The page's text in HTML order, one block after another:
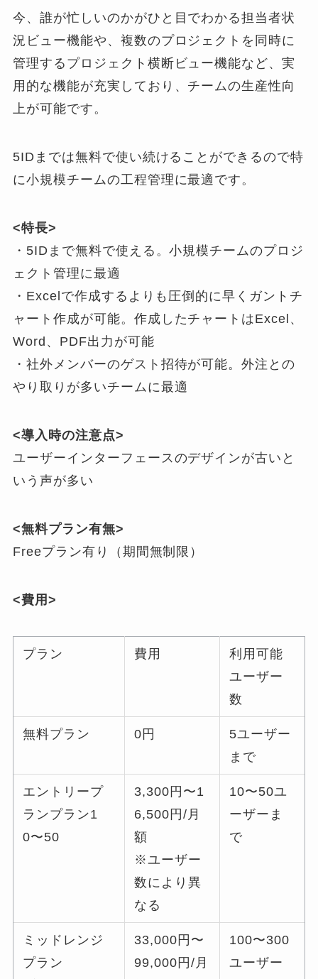
今、誰が忙しいのかがひと目でわかる担当者状
況ビュー機能や、複数のプロジェクトを同時に
管理するプロジェクト横断ビュー機能など、実
用的な機能が充実しており、チームの生産性向
上が可能です。
5IDまでは無料で使い続けることができるので特
に小規模チームの工程管理に最適です。
<特長>
・5IDまで無料で使える。小規模チームのプロジ
ェクト管理に最適
・Excelで作成するよりも圧倒的に早くガントチ
ャート作成が可能。作成したチャートはExcel、
Word、PDF出力が可能
・社外メンバーのゲスト招待が可能。外注との
やり取りが多いチームに最適
<導入時の注意点>
ユーザーインターフェースのデザインが古いと
いう声が多い
<無料プラン有無>
Freeプラン有り（期間無制限）
<費用>
プラン 費用
利用可能
ユーザー
数
無料プラン 0円
5ユーザー
まで
エントリープ
ランプラン1
0〜50
3,300円〜1
6,500円/月
額
※ユーザー
数により異
なる
10〜50ユ
ーザーま
で
ミッドレンジ
プラン
33,000円〜
99,000円/月
100〜300
ユーザー